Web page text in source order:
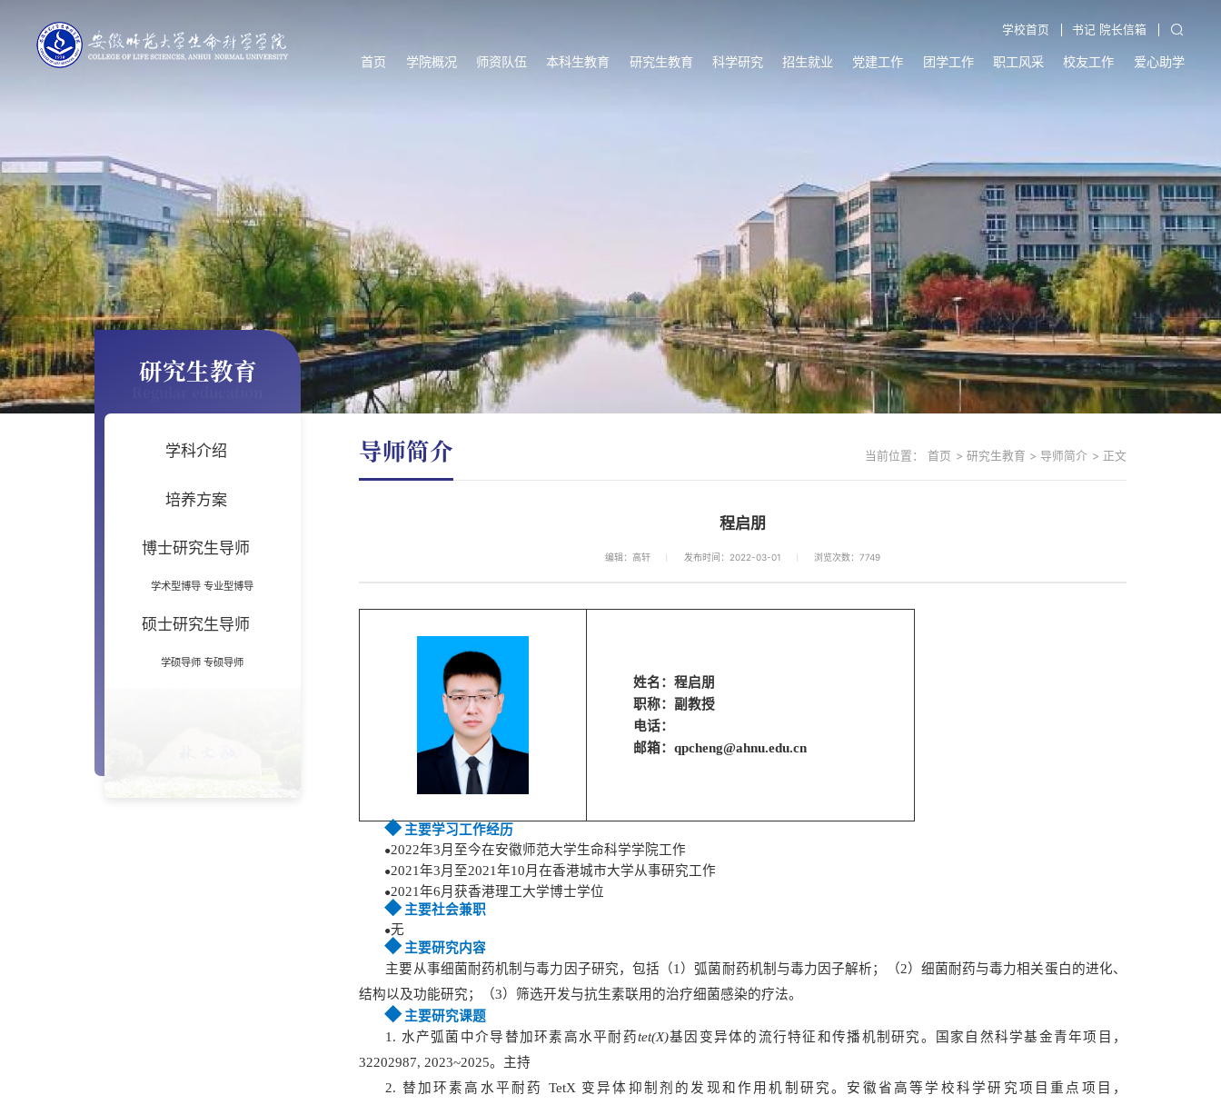
学校首页 书记 院长信箱
首页 学院概况 师资队伍 本科生教育 研究生教育 科学研究 招生就业 党建工作 团学工作 职工风采 校友工作 爱心助学
研究生教育
学科介绍
培养方案
博士研究生导师
学术型博导 专业型博导
硕士研究生导师
学硕导师 专硕导师
导师简介 当前位置： 首页 > 研究生教育 > 导师简介 > 正文
程启朋
编辑：高轩 发布时间：2022-03-01 浏览次数： 7749
姓名：程启朋
职称： 副教授
电话：
邮箱：qpcheng@ahnu.edu.cn
◆主要学习工作经历
●2022年3月至今在安徽师范大学生命科学学院工作
●2021年3月至2021年10月在香港城市大学从事研究工作
●2021年6月获香港理工大学博士学位
◆主要社会兼职
●无
◆主要研究内容
主要从事细菌耐药机制与毒力因子研究，包括（1）弧菌耐药机制与毒力因子解析；（2）细菌耐药与毒力相关蛋白的进化、
结构以及功能研究；（3）筛选开发与抗生素联用的治疗细菌感染的疗法。
◆主要研究课题
1. 水产弧菌中介导替加环素高水平耐药tet(X)基因变异体的流行特征和传播机制研究。国家自然科学基金青年项目，
32202987, 2023~2025。主持
2. 替加环素高水平耐药 TetX 变异体抑制剂的发现和作用机制研究。安徽省高等学校科学研究项目重点项目，